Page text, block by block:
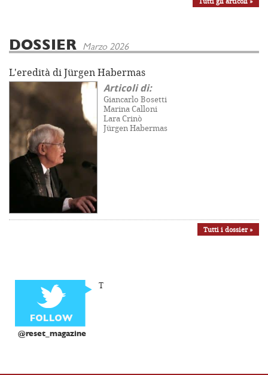
DOSSIER Marzo 2026
L'eredità di Jürgen Habermas
Articoli di:
Giancarlo Bosetti
Marina Calloni
Lara Crinò
Jürgen Habermas
Tutti i dossier »
@reset_magazine
T